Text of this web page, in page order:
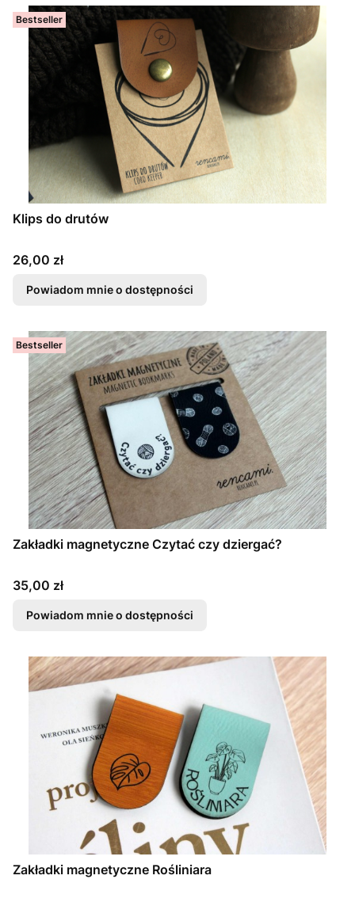
Bestseller
Klips do drutów
Cena
26,00 zł
Powiadom mnie o dostępności
Bestseller
Zakładki magnetyczne Czytać czy dziergać?
Cena
35,00 zł
Powiadom mnie o dostępności
Zakładki magnetyczne Rośliniara